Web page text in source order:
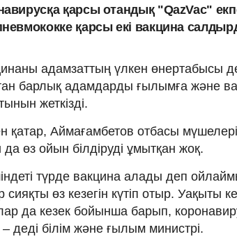
қарсы отандық "QazVac"
қарсы екі вакцина
адамзаттың үлкен өнертабысы
барлық адамдарды ғылымға және
жеткізді.
қатар, Аймағамбетов отбасы
да өз ойын білдіруді ұмытқан жоқ.
түрде вакцина алады деп
сияқты өз кезегін күтіп отыр. Уақыты
да кезек бойынша барып,
деді білім және ғылым министрі.